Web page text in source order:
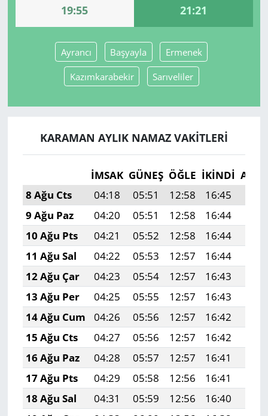
19:55 21:21
Ayrancı Başyayla Ermenek
Kazımkarabekir Sarıveliler
KARAMAN AYLIK NAMAZ VAKITLERI
İMSAK GÜNEŞ ÖĞLE İKINDI
8 Ağu Cts
04:18 05:51 12:58 16:45
9 Ağu Paz
04:20 05:51 12:58 16:44
10 Ağu Pts
04:21 05:52 12:58 16:44
11 Ağu Sal
04:22 05:53 12:57 16:44
12 Ağu Çar
04:23 05:54 12:57 16:43
13 Ağu Per
04:25 05:55 12:57 16:43
14 Ağu Cum
04:26 05:56 12:57 16:42
15 Ağu Cts
04:27 05:56 12:57 16:42
16 Ağu Paz
04:28 05:57 12:57 16:41
17 Ağu Pts
04:29 05:58 12:56 16:41
18 Ağu Sal
04:31 05:59 12:56 16:40
Yerel